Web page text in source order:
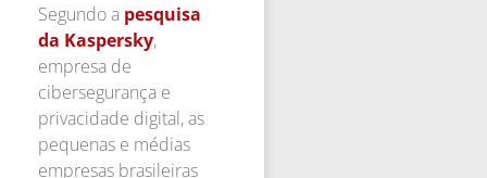
Segundo a pesquisa
da Kaspersky,
empresa de
cibersegurança e
privacidade digital, as
pequenas e médias
empresas brasileiras